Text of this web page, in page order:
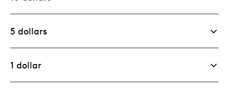
5 dollars
1 dollar